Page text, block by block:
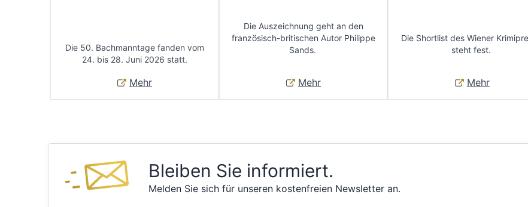
Die 50. Bachmanntage fanden vom
24. bis 28. Juni 2026 statt.
Mehr
Die Auszeichnung geht an den
französisch-britischen Autor Philippe
Sands.
Mehr
Die Shortlist des Wiener
steht fest.
Mehr
Bleiben Sie informiert.
Melden Sie sich für unseren kostenfreien Newsletter an.